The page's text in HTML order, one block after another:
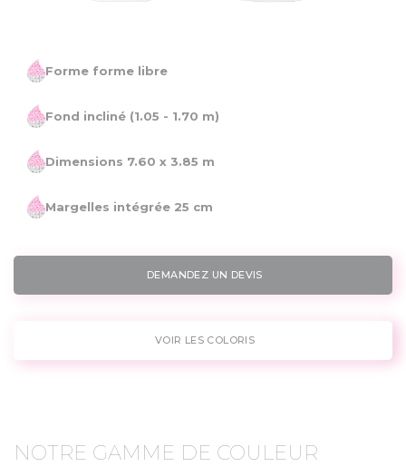
Forme forme libre
Fond incliné (1.05 - 1.70 m)
Dimensions 7.60 x 3.85 m
Margelles intégrée 25 cm
DEMANDEZ UN DEVIS
VOIR LES COLORIS
NOTRE GAMME DE COULEUR